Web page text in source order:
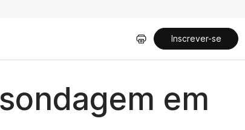
Inscrever-se
em